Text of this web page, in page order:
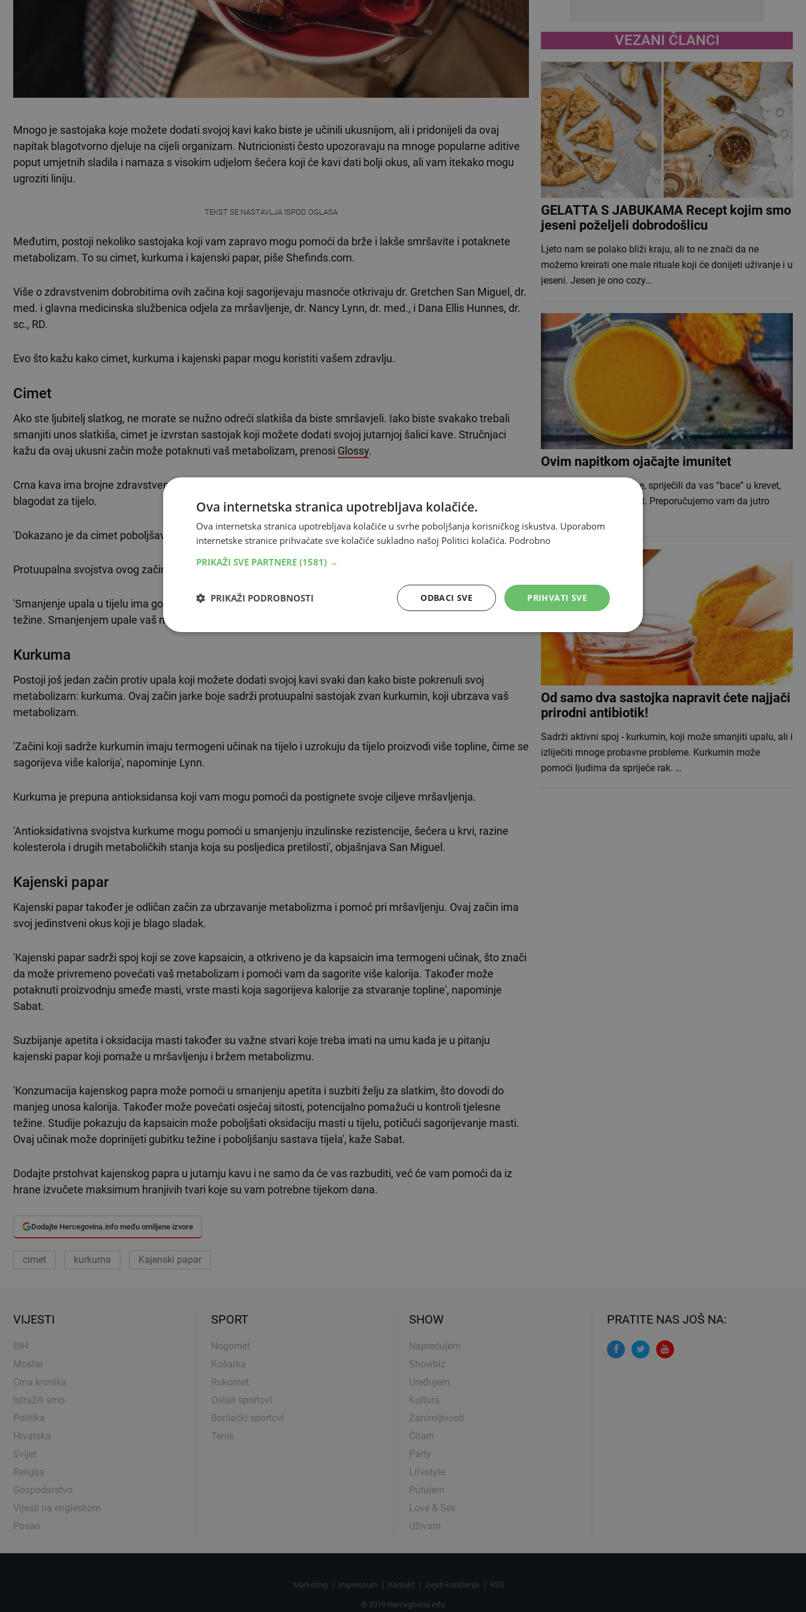
Mnogo je sastojaka koje možete dodati svojoj kavi kako biste je učinili ukusnijom, ali i pridonijeli da ovaj
napitak blagotvorno djeluje na cijeli organizam. Nutricionisti često upozoravaju na mnoge popularne aditive
poput umjetnih sladila i namaza s visokim udjelom šećera koji će kavi dati bolji okus, ali vam itekako mogu
ugroziti liniju.
TEKST SE NASTAVLJA ISPOD OGLASA
Međutim, postoji nekoliko sastojaka koji vam zapravo mogu pomoći da brže i lakše smršavite i potaknete
metabolizam. To su cimet, kurkuma i kajenski papar, piše Shefinds.com.
Više o zdravstvenim dobrobitima ovih začina koji sagorijevaju masnoće otkrivaju dr. Gretchen San Miguel, dr.
med. i glavna medicinska službenica odjela za mršavljenje, dr. Nancy Lynn, dr. med., i Dana Ellis Hunnes, dr.
sc., RD.
Evo što kažu kako cimet, kurkuma i kajenski papar mogu koristiti vašem zdravlju.
Cimet
Ako ste ljubitelj slatkog, ne morate se nužno odreći slatkiša da biste smršavjeli. Iako biste svakako trebali
smanjiti unos slatkiša, cimet je izvrstan sastojak koji možete dodati svojoj jutarnjoj šalici kave. Stručnjaci
kažu da ovaj ukusni začin može potaknuti vaš metabolizam, prenosi Glossy.
Crna kava ima brojne zdravstvene dobrobiti, no Hunnes kaže kako je kava s dodatkom cimeta prava
blagodat za tijelo.
'Dokazano je da cimet poboljšava inzulinski odgovor', objašnjava ona.
Protuupalna svojstva ovog začina mogu vam pomoći da brže izgubite kilograme.
'Smanjenje upala u tijelu ima gotovo izravan utjecaj na sprječavanje ili smanjenje pretilosti i ukupne tjelesne
težine. Smanjenjem upale vaš metabolizam može učinkovitije sagorijevati kalorije', kaže Hunnes.
Kurkuma
Postoji još jedan začin protiv upala koji možete dodati svojoj kavi svaki dan kako biste pokrenuli svoj
metabolizam: kurkuma. Ovaj začin jarke boje sadrži protuupalni sastojak zvan kurkumin, koji ubrzava vaš
metabolizam.
'Začini koji sadrže kurkumin imaju termogeni učinak na tijelo i uzrokuju da tijelo proizvodi više topline, čime se
sagorijeva više kalorija', napominje Lynn.
Kurkuma je prepuna antioksidansa koji vam mogu pomoći da postignete svoje ciljeve mršavljenja.
'Antioksidativna svojstva kurkume mogu pomoći u smanjenju inzulinske rezistencije, šećera u krvi, razine
kolesterola i drugih metaboličkih stanja koja su posljedica pretilosti', objašnjava San Miguel.
Kajenski papar
Kajenski papar također je odličan začin za ubrzavanje metabolizma i pomoć pri mršavljenju. Ovaj začin ima
svoj jedinstveni okus koji je blago sladak.
'Kajenski papar sadrži spoj koji se zove kapsaicin, a otkriveno je da kapsaicin ima termogeni učinak, što znači
da može privremeno povećati vaš metabolizam i pomoći vam da sagorite više kalorija. Također može
potaknuti proizvodnju smeđe masti, vrste masti koja sagorijeva kalorije za stvaranje topline', napominje
Sabat.
Suzbijanje apetita i oksidacija masti također su važne stvari koje treba imati na umu kada je u pitanju
kajenski papar koji pomaže u mršavljenju i bržem metabolizmu.
'Konzumacija kajenskog papra može pomoći u smanjenju apetita i suzbiti želju za slatkim, što dovodi do
manjeg unosa kalorija. Također može povećati osjećaj sitosti, potencijalno pomažući u kontroli tjelesne
težine. Studije pokazuju da kapsaicin može poboljšati oksidaciju masti u tijelu, potičući sagorijevanje masti.
Ovaj učinak može doprinijeti gubitku težine i poboljšanju sastava tijela', kaže Sabat.
Dodajte prstohvat kajenskog papra u jutarnju kavu i ne samo da će vas razbuditi, već će vam pomoći da iz
hrane izvučete maksimum hranjivih tvari koje su vam potrebne tijekom dana.
Dodajte Hercegovina.info među omiljene izvore
cimet kurkuma Kajenski papar
VEZANI ČLANCI
GELATTA S JABUKAMA Recept kojim smo
jeseni poželjeli dobrodošlicu
Ljeto nam se polako bliži kraju, ali to ne znači da ne
možemo kreirati one male rituale koji će donijeti uživanje i u
jeseni. Jesen je ono cozy…
Ovim napitkom ojačajte imunitet
Da biste pobijedili viruse, spriječili da vas “bace” u krevet,
važno je ojačati imunitet. Preporučujemo vam da jutro
Od samo dva sastojka napravit ćete najjači
prirodni antibiotik!
Sadrži aktivni spoj - kurkumin, koji može smanjiti upalu, ali i
izliječiti mnoge probavne probleme. Kurkumin može
pomoći ljudima da spriječe rak. …
VIJESTI
BIH
Mostar
Crna kronika
Istražili smo
Politika
Hrvatska
Svijet
Religija
Gospodarstvo
Vijesti na engleskom
Posao
SPORT
Nogomet
Košarka
Rukomet
Ostali sportovi
Borilački sportovi
Tenis
SHOW
Napredujem
Showbiz
Uređujem
Kultura
Zanimljivosti
Čitam
Party
Lifestyle
Putujem
Love & Sex
Uživam
PRATITE NAS JOŠ NA:
Marketing Impressum Kontakt Uvjeti korištenja RSS
© 2019 Hercegovina.info
Ova internetska stranica upotrebljava kolačiće.
Ova internetska stranica upotrebljava kolačiće u svrhe poboljšanja korisničkog iskustva. Uporabom
internetske stranice prihvaćate sve kolačiće sukladno našoj Politici kolačića. Podrobno
PRIKAŽI SVE PARTNERE (1581) →
PRIHVATI SVE
ODBACI SVE
PRIKAŽI PODROBNOSTI